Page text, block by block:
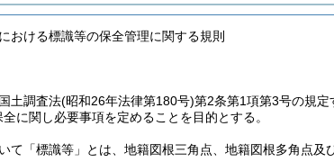
おける標識等の保全管理に関する規則
土調査法(昭和26年法律第180号)第2条第1項第3号の規定
に関し必要事項を定めることを目的とする。
て「標識等」とは、地籍図根三角点、地籍図根多角点及